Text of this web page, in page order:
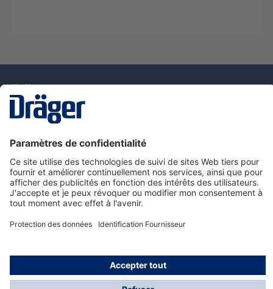
Nous contacter
Service de e-commande Dräger
Informations sur les produits
© Dräger France SAS, 2024
*Prix hors taxe. Frais de gestion et de livraison standard